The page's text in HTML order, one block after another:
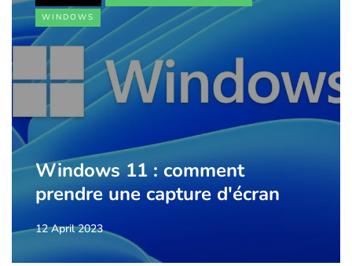
WINDOWS
Windows 11 : comment
prendre une capture d'écran
12 April 2023